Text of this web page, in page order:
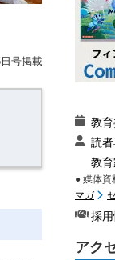
号掲載
教
読者
教
● 媒体資
マガ
採
アク